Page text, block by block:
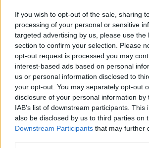
If you wish to opt-out of the sale, sharing
processing of your personal or sensitive
targeted advertising by us, please use the
section to confirm your selection. Please
opt-out request is processed you may
interest-based ads based on personal
us or personal information disclosed to
your opt-out. You may separately opt-out
disclosure of your personal information by
IAB’s list of downstream participants. This
also be disclosed by us to third parties on
Downstream Participants that may further
Fly me to the moon
Hop!
O sonho de um prisioneiro
Memòrias
Sto qui
Scrivi
Bestiario
Pillole
Veglia
​“D” come delitto
Belle lettere
25 Aprile
Todo el bien, todo el mal